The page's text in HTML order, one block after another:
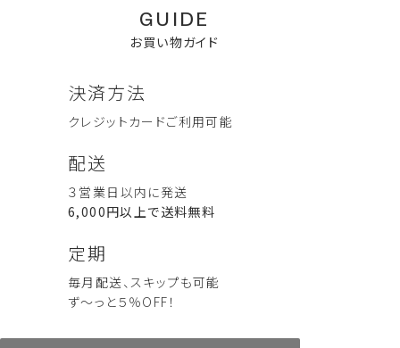
GUIDE
お買い物ガイド
決済方法
クレジットカードご利用可能
配送
３営業日以内に発送
6,000円以上で送料無料
定期
毎月配送、スキップも可能
ず～っと５％OFF！